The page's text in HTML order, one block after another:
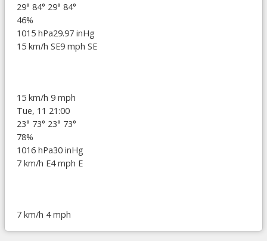
29° 84° 29° 84°
46%
1015 hPa29.97 inHg
15 km/h SE9 mph SE
15 km/h 9 mph
Tue, 11 21:00
23° 73° 23° 73°
78%
1016 hPa30 inHg
7 km/h E4 mph E
7 km/h 4 mph